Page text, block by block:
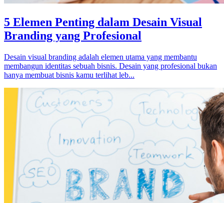
5 Elemen Penting dalam Desain Visual
Branding yang Profesional
Desain visual branding adalah elemen utama yang membantu
membangun identitas sebuah bisnis. Desain yang profesional bukan
hanya membuat bisnis kamu terlihat leb...